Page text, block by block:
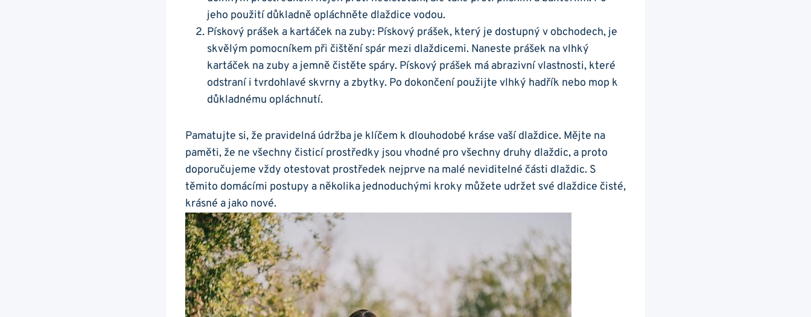
jeho použití důkladně opláchněte dlaždice vodou.
Pískový prášek a kartáček na zuby: Pískový prášek, který je dostupný v obchodech, je
skvělým pomocníkem při čištění spár mezi ‌dlaždicemi. Naneste prášek na vlhký
kartáček na zuby a jemně čistěte spáry. Pískový prášek má abrazivní vlastnosti, které
⁢odstraní i‌ tvrdohlavé skvrny⁣ a zbytky. Po dokončení použijte vlhký hadřík nebo mop k
důkladnému opláchnutí.
Pamatujte si, že pravidelná údržba je klíčem ‍k dlouhodobé kráse vaší dlaždice. ‌Mějte na
paměti, že ne všechny čisticí prostředky jsou ‌vhodné pro všechny druhy dlaždic, a proto
doporučujeme vždy otestovat prostředek nejprve na malé neviditelné části dlaždic. S
těmito⁢ domácími postupy a několika jednoduchými kroky můžete udržet své dlaždice čisté,
krásné a ‍jako nové.